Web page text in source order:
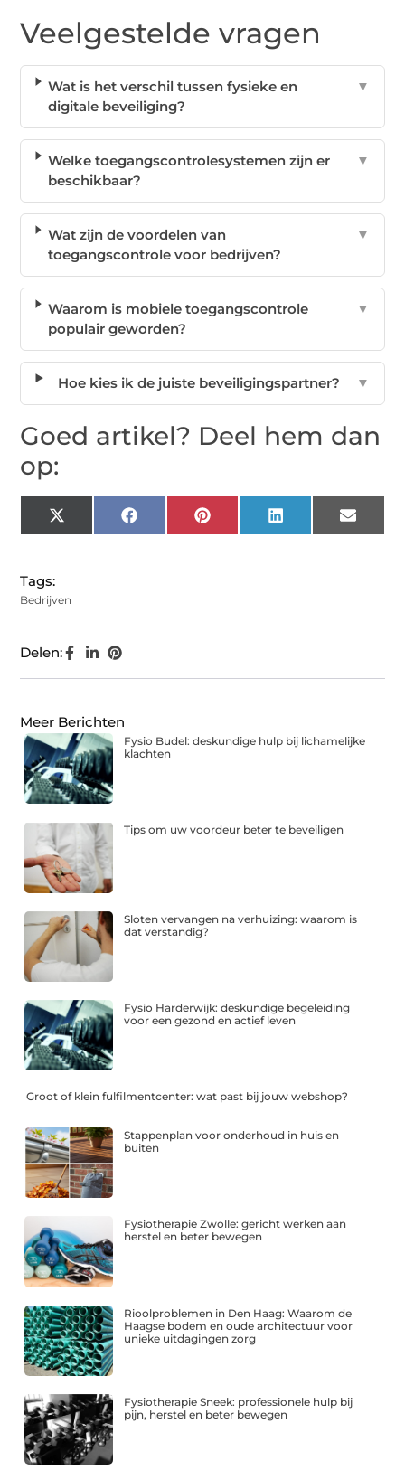
Veelgestelde vragen
Wat is het verschil tussen fysieke en
digitale beveiliging?
▼
Welke toegangscontrolesystemen zijn er
beschikbaar?
▼
Wat zijn de voordelen van
toegangscontrole voor bedrijven?
▼
Waarom is mobiele toegangscontrole
populair geworden?
▼
Hoe kies ik de juiste beveiligingspartner? ▼
Goed artikel? Deel hem dan
op:
X
(Twitter)
Facebook Pinterest LinkedIn Email
Tags:
Bedrijven
Delen:
Meer Berichten
Fysio Budel: deskundige hulp bij lichamelijke
klachten
Tips om uw voordeur beter te beveiligen
Sloten vervangen na verhuizing: waarom is
dat verstandig?
Fysio Harderwijk: deskundige begeleiding
voor een gezond en actief leven
Groot of klein fulfilmentcenter: wat past bij jouw webshop?
Stappenplan voor onderhoud in huis en
buiten
Fysiotherapie Zwolle: gericht werken aan
herstel en beter bewegen
Rioolproblemen in Den Haag: Waarom de
Haagse bodem en oude architectuur voor
unieke uitdagingen zorg
Fysiotherapie Sneek: professionele hulp bij
pijn, herstel en beter bewegen